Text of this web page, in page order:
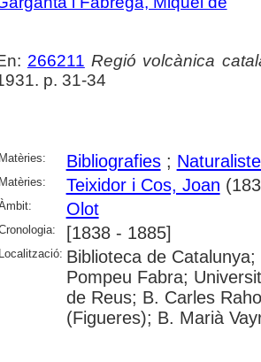
266211 Regió volcànica
p. 31-34
Matèries: Bibliografies;
Matèries: Teixidor i Cos, Joan
Olot
[1838 - 1885]
Localització: Biblioteca de
Pompeu Fabra;
de Reus; B. Carles
(Figueres); B. Marià